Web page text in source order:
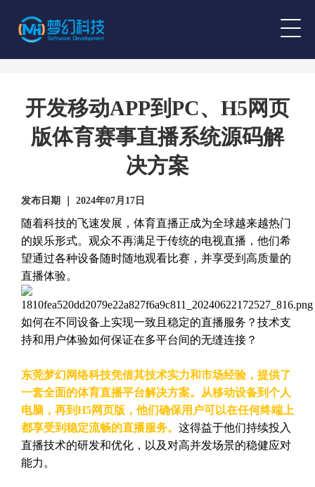
开发移动APP到PC、H5网页
版体育赛事直播系统源码解
决方案
发布日期 ｜ 2024年07月17日
随着科技的飞速发展，体育直播正成为全球越来越热门
的娱乐形式。观众不再满足于传统的电视直播，他们希
望通过各种设备随时随地观看比赛，并享受到高质量的
直播体验。
如何在不同设备上实现一致且稳定的直播服务？技术支
持和用户体验如何保证在多平台间的无缝连接？
东莞梦幻网络科技凭借其技术实力和市场经验，提供了
一套全面的体育直播平台解决方案。从移动设备到个人
电脑，再到H5网页版，他们确保用户可以在任何终端上
都享受到稳定流畅的直播服务。 这得益于他们持续投入
直播技术的研发和优化，以及对高并发场景的稳健应对
能力。